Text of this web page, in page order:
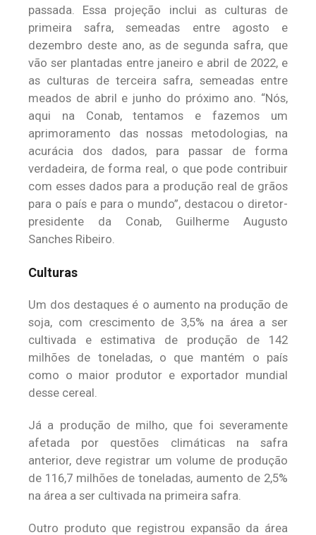
passada. Essa projeção inclui as culturas de
primeira safra, semeadas entre agosto e
dezembro deste ano, as de segunda safra, que
vão ser plantadas entre janeiro e abril de 2022, e
as culturas de terceira safra, semeadas entre
meados de abril e junho do próximo ano. “Nós,
aqui na Conab, tentamos e fazemos um
aprimoramento das nossas metodologias, na
acurácia dos dados, para passar de forma
verdadeira, de forma real, o que pode contribuir
com esses dados para a produção real de grãos
para o país e para o mundo”, destacou o diretor-
presidente da Conab, Guilherme Augusto
Sanches Ribeiro.
Culturas
Um dos destaques é o aumento na produção de
soja, com crescimento de 3,5% na área a ser
cultivada e estimativa de produção de 142
milhões de toneladas, o que mantém o país
como o maior produtor e exportador mundial
desse cereal.
Já a produção de milho, que foi severamente
afetada por questões climáticas na safra
anterior, deve registrar um volume de produção
de 116,7 milhões de toneladas, aumento de 2,5%
na área a ser cultivada na primeira safra.
Outro produto que registrou expansão da área